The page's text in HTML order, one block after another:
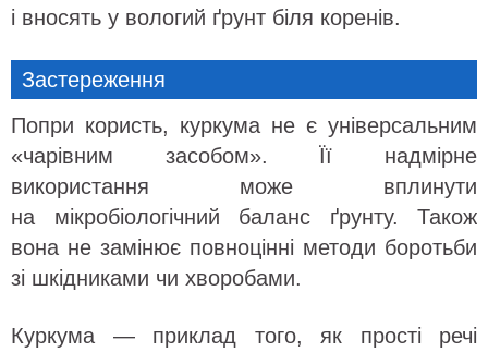
і вносять у вологий ґрунт біля коренів.
Застереження
Попри користь, куркума не є універсальним
«чарівним засобом». Її надмірне
використання може вплинути
на мікробіологічний баланс ґрунту. Також
вона не замінює повноцінні методи боротьби
зі шкідниками чи хворобами.
Куркума — приклад того, як прості речі